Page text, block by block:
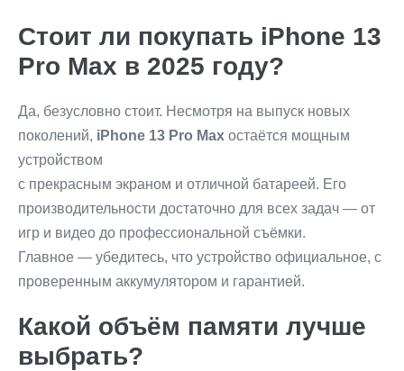
Стоит ли покупать iPhone 13
Pro Max в 2025 году?
Да, безусловно стоит. Несмотря на выпуск новых
поколений, iPhone 13 Pro Max остаётся мощным
устройством
с прекрасным экраном и отличной батареей. Его
производительности достаточно для всех задач — от
игр и видео до профессиональной съёмки.
Главное — убедитесь, что устройство официальное, с
проверенным аккумулятором и гарантией.
Какой объём памяти лучше
выбрать?